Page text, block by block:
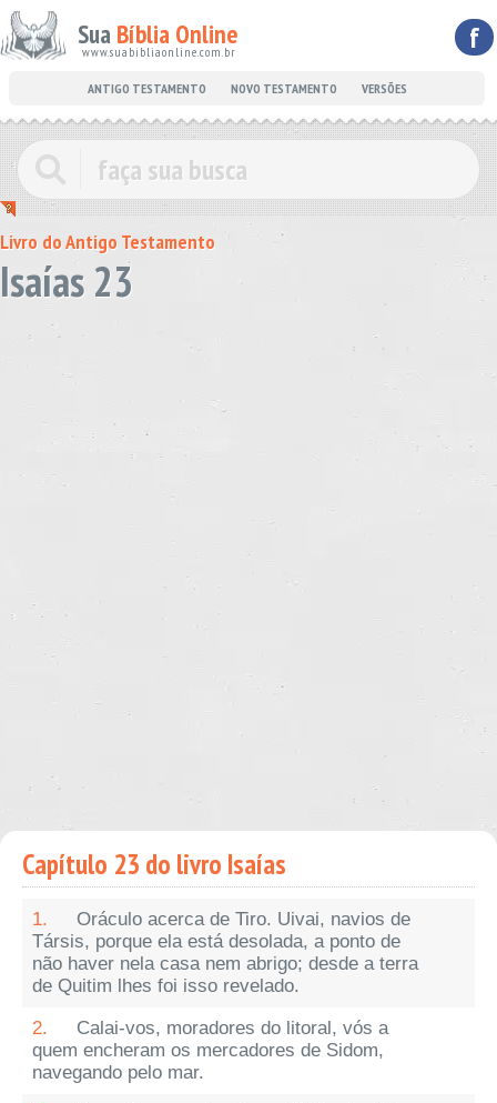
Sua Bíblia Online
www.suabibliaonline.com.br f
ANTIGO TESTAMENTO NOVO TESTAMENTO VERSÕES
Livro do Antigo Testamento
Isaías 23
Capítulo 23 do livro Isaías
1.
Oráculo acerca de Tiro. Uivai, navios de
Társis, porque ela está desolada, a ponto de
não haver nela casa nem abrigo; desde a terra
de Quitim lhes foi isso revelado.
2.
Calai-vos, moradores do litoral, vós a
quem encheram os mercadores de Sidom,
navegando pelo mar.